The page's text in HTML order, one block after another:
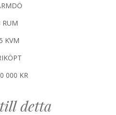
RUM
KVM
000 KR
detta